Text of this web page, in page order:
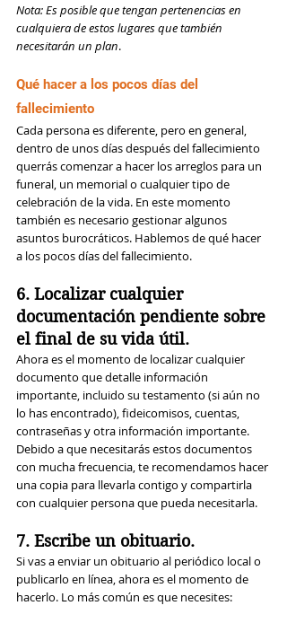
Nota: Es posible que tengan pertenencias en
cualquiera de estos lugares que también
necesitarán un plan.
Qué hacer a los pocos días del
fallecimiento
Cada persona es diferente, pero en general,
dentro de unos días después del fallecimiento
querrás comenzar a hacer los arreglos para un
funeral, un memorial o cualquier tipo de
celebración de la vida. En este momento
también es necesario gestionar algunos
asuntos burocráticos. Hablemos de qué hacer
a los pocos días del fallecimiento.
6. Localizar cualquier
documentación pendiente sobre
el final de su vida útil.
Ahora es el momento de localizar cualquier
documento que detalle información
importante, incluido su testamento (si aún no
lo has encontrado), fideicomisos, cuentas,
contraseñas y otra información importante.
Debido a que necesitarás estos documentos
con mucha frecuencia, te recomendamos hacer
una copia para llevarla contigo y compartirla
con cualquier persona que pueda necesitarla.
7. Escribe un obituario.
Si vas a enviar un obituario al periódico local o
publicarlo en línea, ahora es el momento de
hacerlo. Lo más común es que necesites: